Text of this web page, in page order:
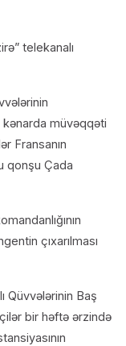
telekanalı
kənarda müvəqqəti
Fransanın
qonşu Çada
çıxarılması
Qüvvələrinin Baş
bir həftə ərzində